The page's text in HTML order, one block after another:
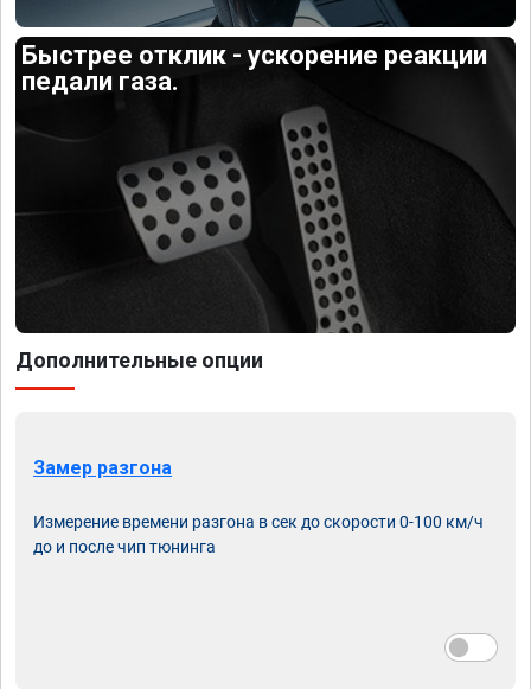
Быстрее отклик - ускорение реакции
педали газа.
Дополнительные опции
Замер разгона
Измерение времени разгона в сек до скорости 0-100 км/ч
до и после чип тюнинга